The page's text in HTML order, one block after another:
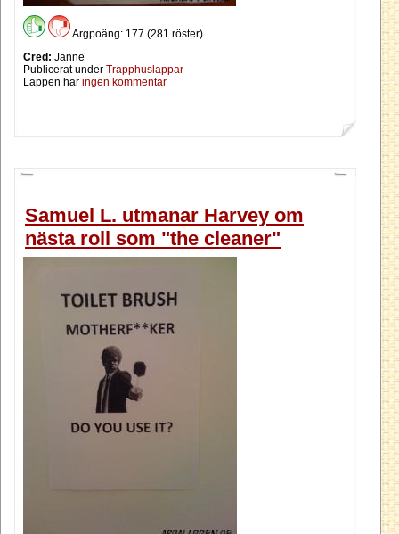
Argpoäng: 177 (281 röster)
Cred: Janne
Publicerat under Trapphuslappar
Lappen har ingen kommentar
Samuel L. utmanar Harvey om
nästa roll som "the cleaner"